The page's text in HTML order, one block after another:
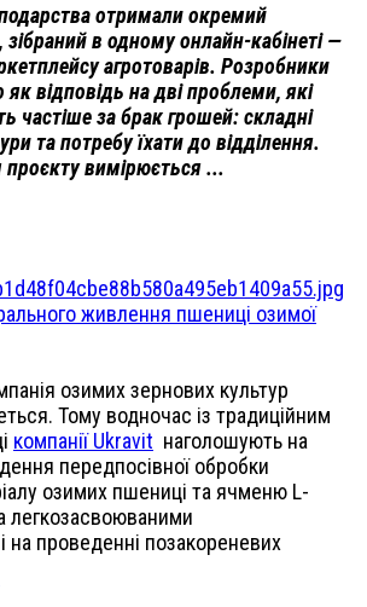
отримали окремий
зібраний в одному онлайн-кабінеті —
агротоварів. Розробники
як відповідь на дві проблеми, які
частіше за брак грошей: складні
та потребу їхати до відділення.
проєкту вимірюється ...
живлення пшениці озимої
озимих зернових культур
Тому водночас із традиційним
компанії Ukravit наголошують на
передпосівної обробки
озимих пшениці та ячменю L-
легкозасвоюваними
на проведенні позакореневих